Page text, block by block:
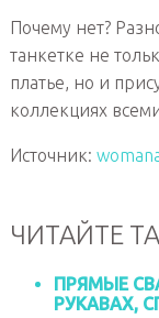
Почему нет?
танкетке не
платье, но и
коллекциях
Источник:
ЧИТАЙТЕ
ПРЯМЫЕ
РУКАВАХ,